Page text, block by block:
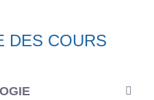
DES COURS